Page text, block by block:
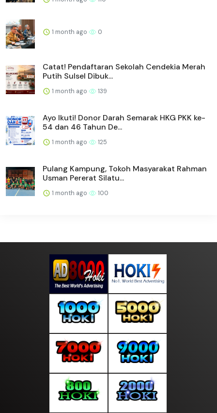
1 month ago 0
Catat! Pendaftaran Sekolah Cendekia Merah
Putih Sulsel Dibuk...
1 month ago 139
Ayo Ikuti! Donor Darah Semarak HKG PKK ke-
54 dan 46 Tahun De...
1 month ago 125
Pulang Kampung, Tokoh Masyarakat Rahman
Usman Pererat Silatu...
1 month ago 100